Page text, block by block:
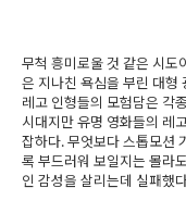
무척 흥미로울 것 같은 시도
은 지나친 욕심을 부린 대형
레고 인형들의 모험담은 각
시대지만 유명 영화들의 레
잡하다. 무엇보다 스톱모션
록 부드러워 보일지는 몰라
인 감성을 살리는데 실패했